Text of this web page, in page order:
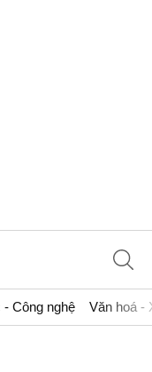
- Công nghệ Văn hoá -